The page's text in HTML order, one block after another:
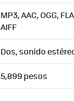
MP3, AAC, OGG,
AIFF
Dos, sonido
5,899 pesos